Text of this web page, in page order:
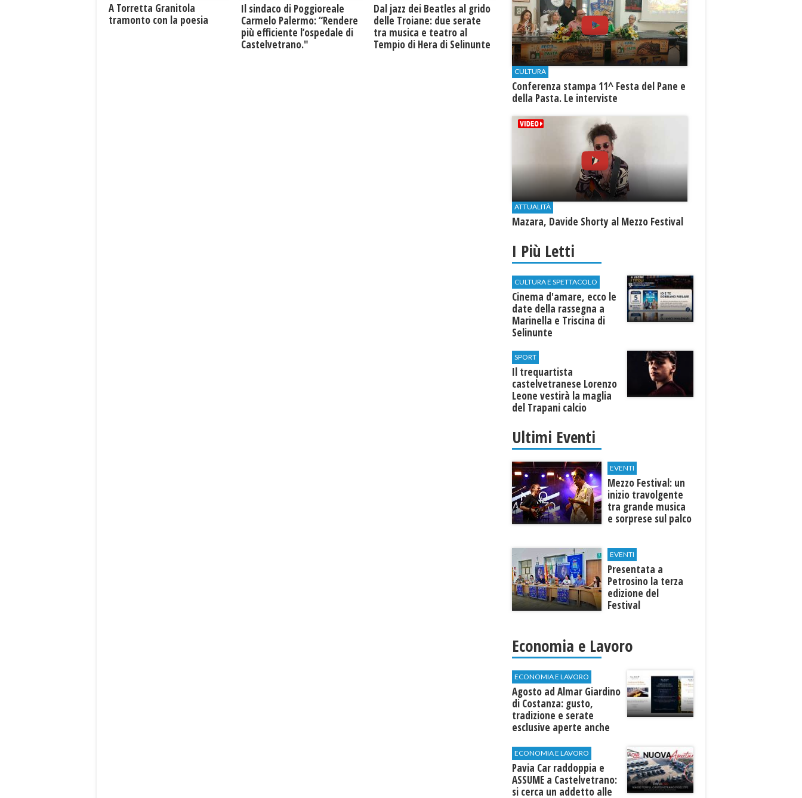
​A Torretta Granitola
tramonto con la poesia
Il sindaco di Poggioreale
Carmelo Palermo: “Rendere
più efficiente l’ospedale di
Castelvetrano."
Dal jazz dei Beatles al grido
delle Troiane: due serate
tra musica e teatro al
Tempio di Hera di Selinunte
CULTURA
Conferenza stampa 11^ Festa del Pane e
della Pasta. Le interviste
ATTUALITÀ
Mazara, Davide Shorty al Mezzo Festival
I Più Letti
CULTURA E SPETTACOLO
Cinema d'amare, ecco le
date della rassegna a
Marinella e Triscina di
Selinunte
SPORT
Il trequartista
castelvetranese Lorenzo
Leone vestirà la maglia
del Trapani calcio
Ultimi Eventi
EVENTI
Mezzo Festival: un
inizio travolgente
tra grande musica
e sorprese sul palco
EVENTI
Presentata a
Petrosino la terza
edizione del
Festival
"Voci dal
Mediterraneo"
Economia e Lavoro
ECONOMIA E LAVORO
Agosto ad Almar Giardino
di Costanza: gusto,
tradizione e serate
esclusive aperte anche
ECONOMIA E LAVORO
Pavia Car raddoppia e
ASSUME a Castelvetrano:
si cerca un addetto alle